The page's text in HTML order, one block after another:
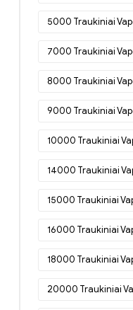
Crystal Bar 600 (20)
(437)
Vienkartinės
Vienkartinės
Vienkartinės
Vokietijoje(77)
Vienkartinės
Estijoje (46)
Vienkartinės
Vienkartinės
5000 Traukiniai
7000 Traukiniai
8000 Traukiniai
9000 Traukiniai
10000 Traukiniai
14000 Traukiniai
15000 Traukiniai
16000 Traukiniai
18000 Traukiniai
20000 Traukiniai